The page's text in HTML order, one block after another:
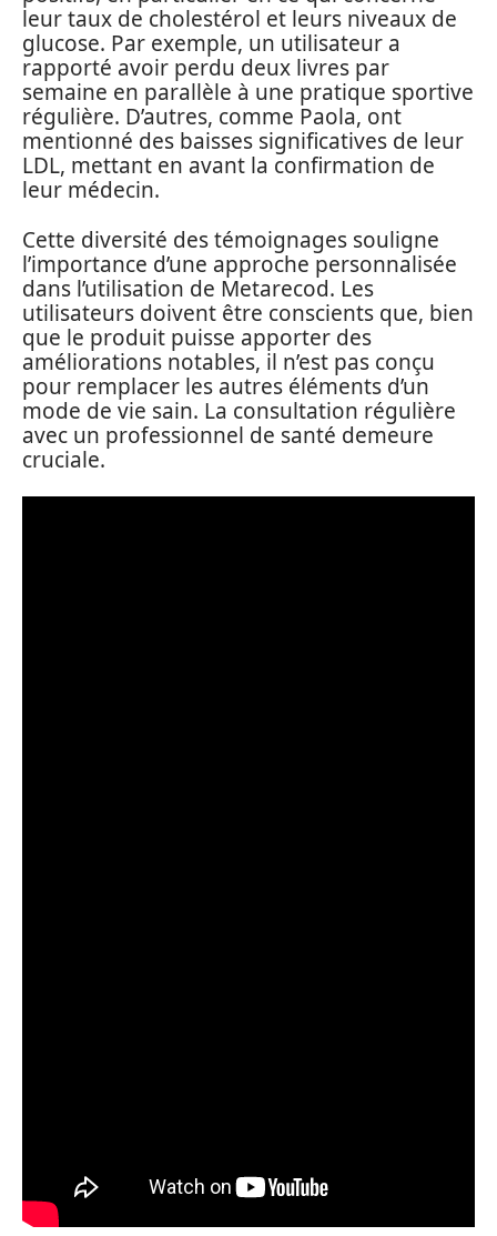
leur taux de cholestérol et leurs niveaux de
glucose. Par exemple, un utilisateur a
rapporté avoir perdu deux livres par
semaine en parallèle à une pratique sportive
régulière. D’autres, comme Paola, ont
mentionné des baisses significatives de leur
LDL, mettant en avant la confirmation de
leur médecin.
Cette diversité des témoignages souligne
l’importance d’une approche personnalisée
dans l’utilisation de Metarecod. Les
utilisateurs doivent être conscients que, bien
que le produit puisse apporter des
améliorations notables, il n’est pas conçu
pour remplacer les autres éléments d’un
mode de vie sain. La consultation régulière
avec un professionnel de santé demeure
cruciale.